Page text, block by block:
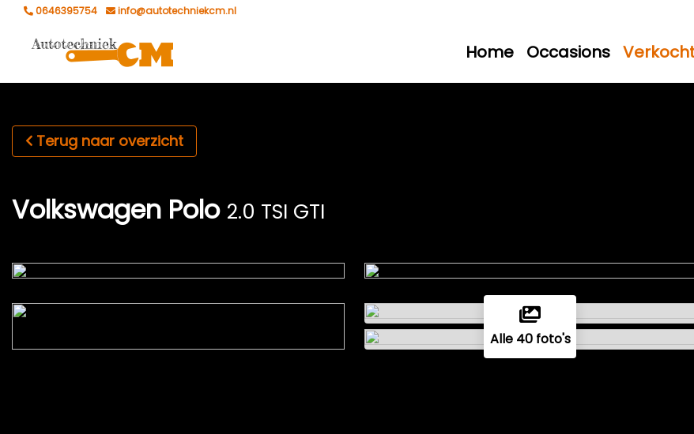
0646395754 info@autotechniekcm.nl
Home Occasions
Terug naar overzicht
Volkswagen Polo 2.0 TSI GTI
Alle 40 foto's